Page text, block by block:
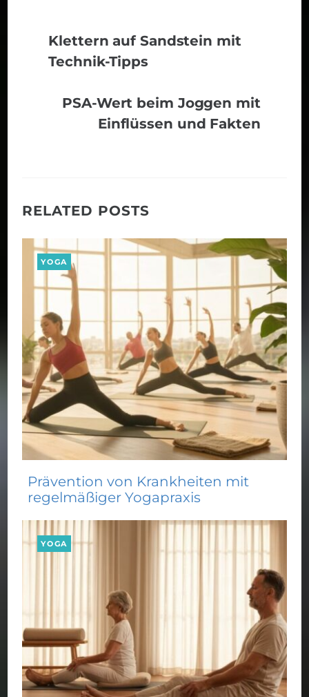
Klettern auf Sandstein mit
Technik-Tipps
PSA-Wert beim Joggen mit
Einflüssen und Fakten
RELATED POSTS
YOGA
Prävention von Krankheiten mit
regelmäßiger Yogapraxis
YOGA